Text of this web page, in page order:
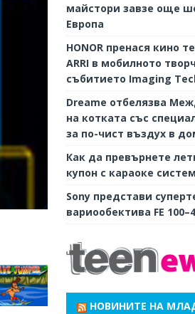
майстори завзе още
Европа
HONOR пренася кино
ARRI в мобилното
събитието Imaging
Dreame отбелязва
на котката със
за по-чист въздух в
Как да превърнете
купон с караоке
Sony представи
вариообектива FE
НОВИНИТЕ НА